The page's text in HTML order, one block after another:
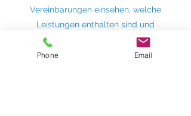
Vereinbarungen einsehen, welche
Leistungen enthalten sind und
welche nicht, und die Hausordnung
lesen. Auf diese Weise hoffen wir,
Phone Email